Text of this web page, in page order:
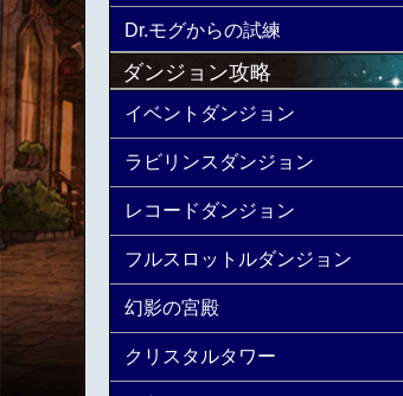
Dr.モグからの試練
ダンジョン攻略
イベントダンジョン
ラビリンスダンジョン
レコードダンジョン
フルスロットルダンジョン
幻影の宮殿
クリスタルタワー